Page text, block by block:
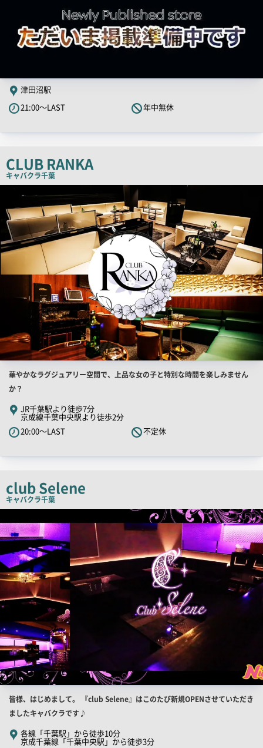
津田沼駅
21:00～LAST
年中無休
CLUB RANKA
キャバクラ千葉
店
画
像
店
舗
PR
キ
ャ
チ
ピ
ー
華やかなラグジュアリー空間で、上品な女の子と特別な時間を楽しみません
か？
JR千葉駅より徒歩7分
京成線千葉中央駅より徒歩2分
20:00～LAST
不定休
club Selene
キャバクラ千葉
舗
PR
画
店
舗
PR
キ
皆様、はじめまして。 『club Selene』はこのたび新規OPENさせていただき
ましたキャバクラです♪
各線「千葉駅」から徒歩10分
京成千葉線「千葉中央駅」から徒歩3分